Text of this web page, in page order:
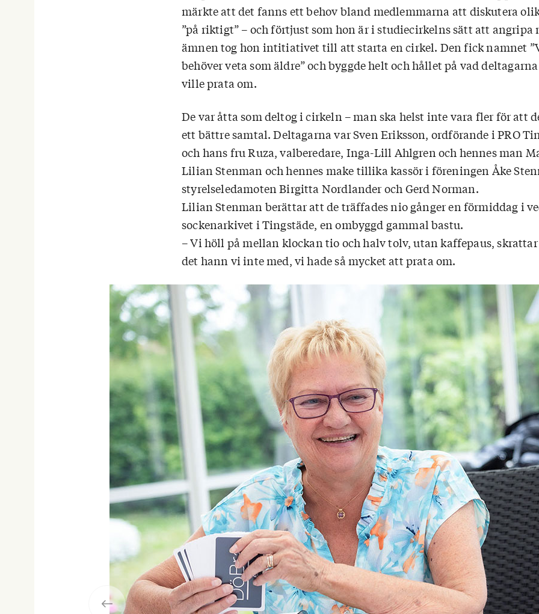
märkte att det fanns ett behov bland medlemmarna att diskutera
”på riktigt” – och förtjust som hon är i studiecirkelns sätt att angripa
ämnen tog hon intitiativet till att starta en cirkel. Den fick namnet
behöver veta som äldre” och byggde helt och hållet på vad
ville prata om.
De var åtta som deltog i cirkeln – man ska helst inte vara fler för att
ett bättre samtal. Deltagarna var Sven Eriksson, ordförande i PRO
och hans fru Ruza, valberedare, Inga-Lill Ahlgren och hennes man
Lilian Stenman och hennes make tillika kassör i föreningen Åke
styrelseledamoten Birgitta Nordlander och Gerd Norman.
Lilian Stenman berättar att de träffades nio gånger en förmiddag i
sockenarkivet i Tingstäde, en ombyggd gammal bastu.
– Vi höll på mellan klockan tio och halv tolv, utan kaffepaus,
det hann vi inte med, vi hade så mycket att prata om.